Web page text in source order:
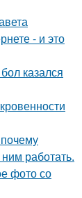
- и это
казался
работать.
фото со